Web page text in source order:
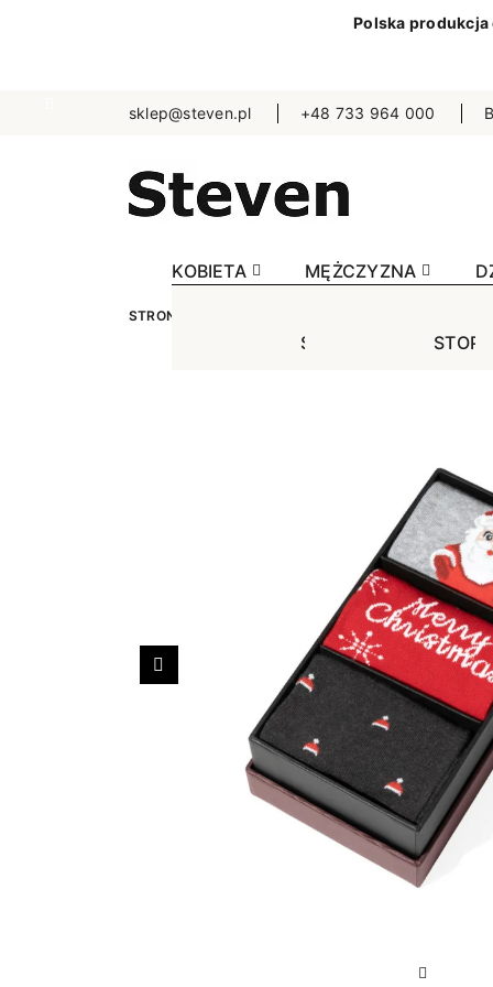
Polska produkcja
sklep@steven.pl +48 733 964 000
KOBIETA
STOPKI
Antypoślizgowe
Ciepłe
Do
RAJSTOPY
MĘŻCZYZNA
STOPKI
Ciepłe
STRONA GŁÓWNA
Poprzedni